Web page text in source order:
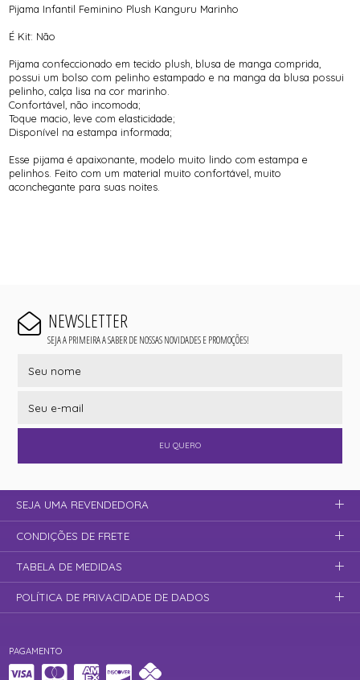
Pijama Infantil Feminino Plush Kanguru Marinho
É Kit: Não
Pijama confeccionado em tecido plush, blusa de manga comprida,
possui um bolso com pelinho estampado e na manga da blusa possui
pelinho, calça lisa na cor marinho.
Confortável, não incomoda;
Toque macio, leve com elasticidade;
Disponível na estampa informada;
Esse pijama é apaixonante, modelo muito lindo com estampa e
pelinhos. Feito com um material muito confortável, muito
aconchegante para suas noites.
NEWSLETTER
SEJA A PRIMEIRA A SABER DE NOSSAS NOVIDADES E PROMOÇÕES!
EU QUERO
PAGAMENTO
SEJA UMA REVENDEDORA
CONDIÇÕES DE FRETE
TABELA DE MEDIDAS
POLÍTICA DE PRIVACIDADE DE DADOS